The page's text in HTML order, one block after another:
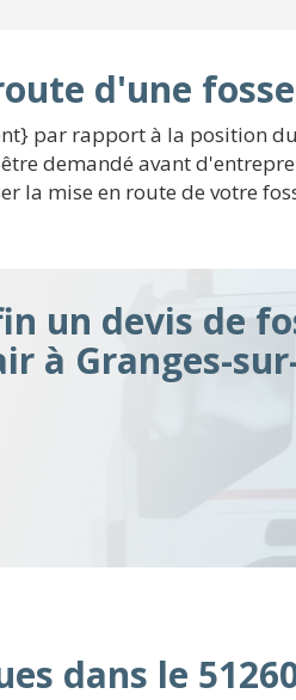
d'une
par rapport à la position
demandé avant
la mise en route de votre
un devis de
à Granges-
dans le